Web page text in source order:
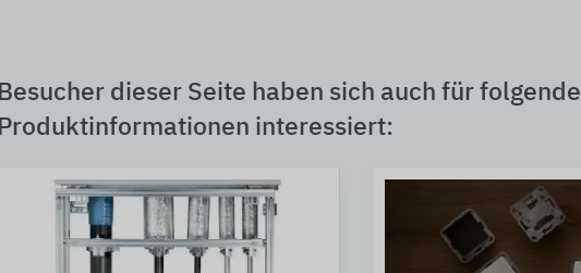
Besucher dieser Seite haben sich auch für folgende
Produktinformationen interessiert: